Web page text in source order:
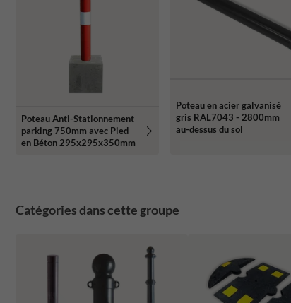
Poteau Anti-Stationnement
parking 750mm avec Pied
en Béton 295x295x350mm
Poteau en acier galvanisé
gris RAL7043 - 2800mm
au-dessus du sol
Catégories dans cette groupe